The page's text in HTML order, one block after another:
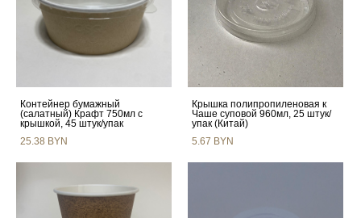
Контейнер бумажный
(салатный) Крафт 750мл с
крышкой, 45 штук/упак
25.38 BYN
Крышка полипропиленовая к
Чаше суповой 960мл, 25 штук/
упак (Китай)
5.67 BYN